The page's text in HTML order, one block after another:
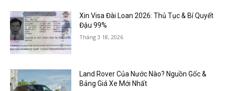
Xin Visa Đài Loan 2026: Thủ Tục & Bí Quyết
Đậu 99%
Tháng 3 18, 2026
Land Rover Của Nước Nào? Nguồn Gốc &
Bảng Giá Xe Mới Nhất